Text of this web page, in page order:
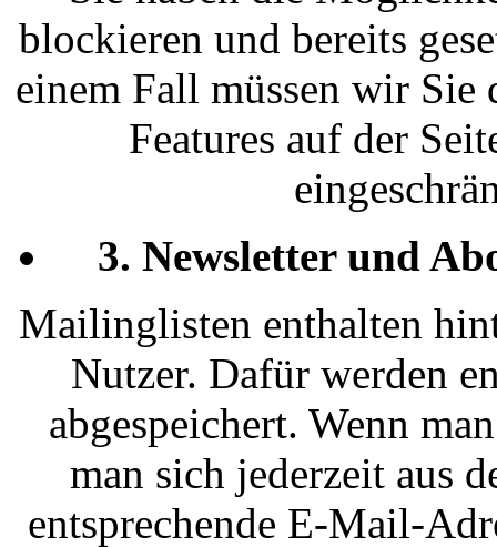
blockieren und bereits
einem Fall müssen wir Sie
Features auf der
3. Newsletter und
Mailinglisten enthalten
Nutzer. Dafür werden
abgespeichert. Wenn
man sich jederzeit aus
entsprechende E-Mail-